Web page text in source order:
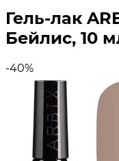
Гель-лак
Бейлис, 10
-40%